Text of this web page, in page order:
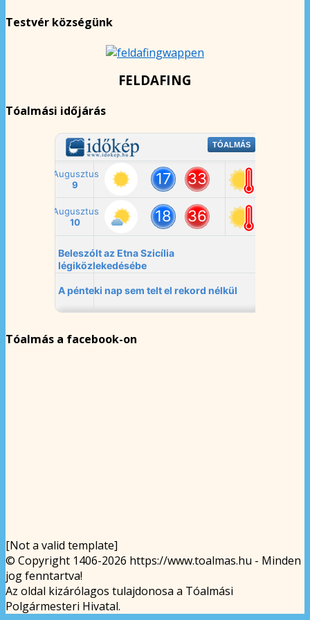
Testvér községünk
FELDAFING
Tóalmási időjárás
Tóalmás a facebook-on
[Not a valid template]
© Copyright 1406-2026 https://www.toalmas.hu - Minden
jog fenntartva!
Az oldal kizárólagos tulajdonosa a Tóalmási
Polgármesteri Hivatal.